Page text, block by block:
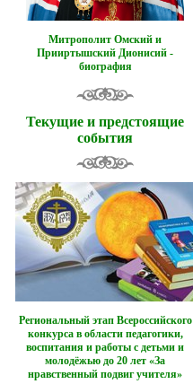
Митрополит Омский и
Прииртышский Дионисий -
биография
Текущие и предстоящие
события
Региональный этап Всероссийского
конкурса в области педагогики,
воспитания и работы с детьми и
молодёжью до 20 лет «За
нравственный подвиг учителя»